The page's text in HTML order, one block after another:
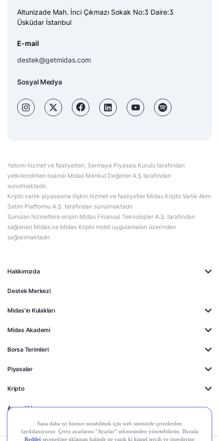
Hakkımızda
Destek Merkezi
Midas'ın Kulakları
Midas Akademi
Borsa Terimleri
Piyasalar
Kripto
Ayrıcalıklar
Altunizade Mah. İnci Çıkmazı Sokak No:3 Daire:3
Üsküdar İstanbul
E-mail
destek@getmidas.com
Sosyal Medya
Yatırım hizmet ve faaliyetleri, Sermaye Piyasası Kurulu tarafından
yetkilendirilen lisanslı Midas Menkul Değerler A.Ş tarafından
sunulmaktadır.
Kripto varlık piyasasına ilişkin hizmet ve faaliyetler Midas Kripto Varlık Alım
Satım Platformu A.Ş. tarafından sunulmaktadır.
Sunulan hizmetlere erişim Midas Finansal Teknolojiler A.Ş. tarafından
sağlanan Midas ve Midas Kripto mobil uygulamaları üzerinden
sağlanmaktadır.